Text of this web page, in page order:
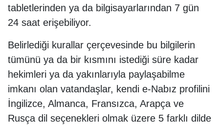
tabletlerinden ya da bilgisayarlarından 7 gün
24 saat erişebiliyor.
Belirlediği kurallar çerçevesinde bu bilgilerin
tümünü ya da bir kısmını istediği süre kadar
hekimleri ya da yakınlarıyla paylaşabilme
imkanı olan vatandaşlar, kendi e-Nabız profilini
İngilizce, Almanca, Fransızca, Arapça ve
Rusça dil seçenekleri olmak üzere 5 farklı dilde